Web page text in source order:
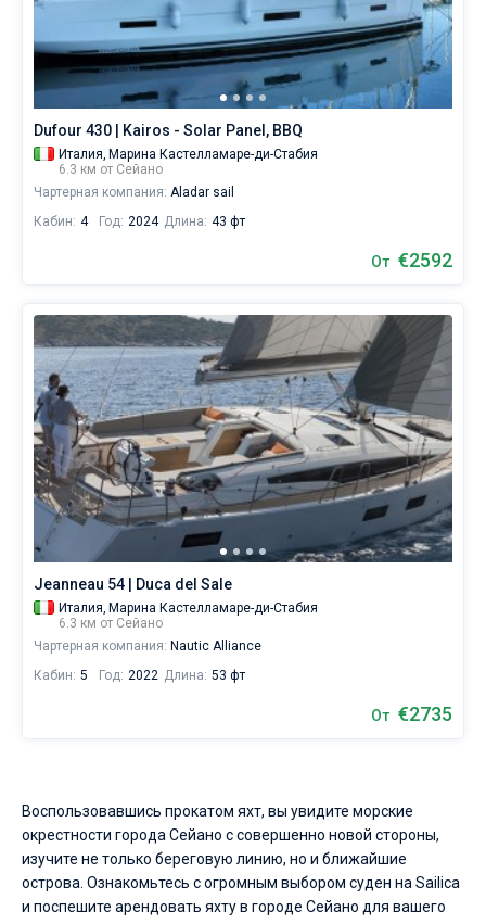
Dufour 430 | Kairos - Solar Panel, BBQ
Италия, Марина Кастелламаре-ди-Стабия
6.3 км от Сейано
Чартерная компания: Aladar sail
Кабин: 4 Год: 2024 Длина: 43 фт
От €2592
Jeanneau 54 | Duca del Sale
Италия, Марина Кастелламаре-ди-Стабия
6.3 км от Сейано
Чартерная компания: Nautic Alliance
Кабин: 5 Год: 2022 Длина: 53 фт
От €2735
Воспользовавшись прокатом яхт, вы увидите морские
окрестности города Сейано с совершенно новой стороны,
изучите не только береговую линию, но и ближайшие
острова. Ознакомьтесь с огромным выбором суден на Sailica
и поспешите арендовать яхту в городе Сейано для вашего